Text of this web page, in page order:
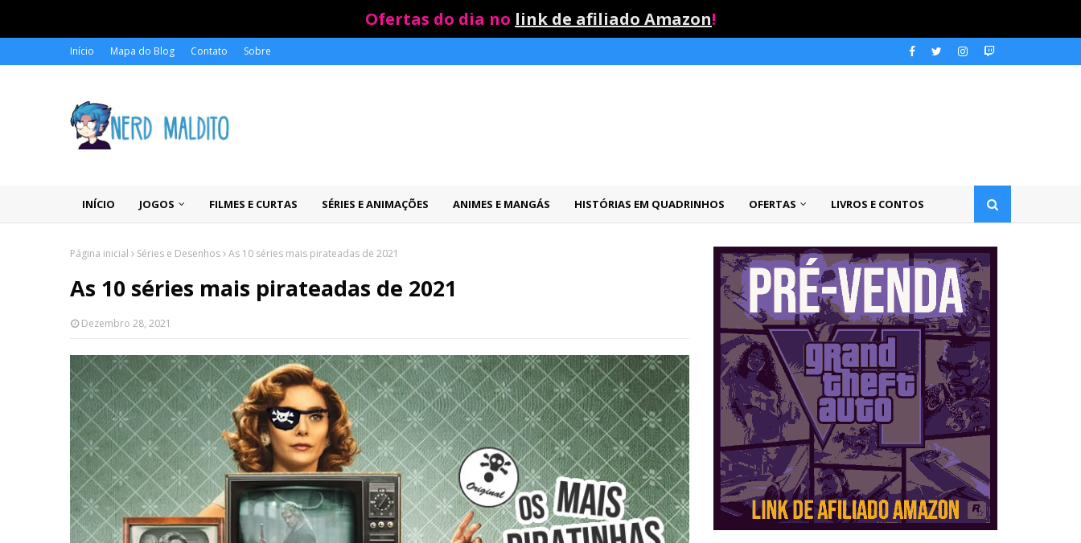
Ofertas do dia no link de afiliado Amazon!
Início Mapa do Blog Contato Sobre
INÍCIO JOGOS FILMES E CURTAS SÉRIES E ANIMAÇÕES ANIMES E MANGÁS HISTÓRIAS EM QUADRINHOS OFERTAS LIVROS E CONTOS
Página inicial Séries e Desenhos As 10 séries mais pirateadas de 2021
As 10 séries mais pirateadas de 2021
Dezembro 28, 2021